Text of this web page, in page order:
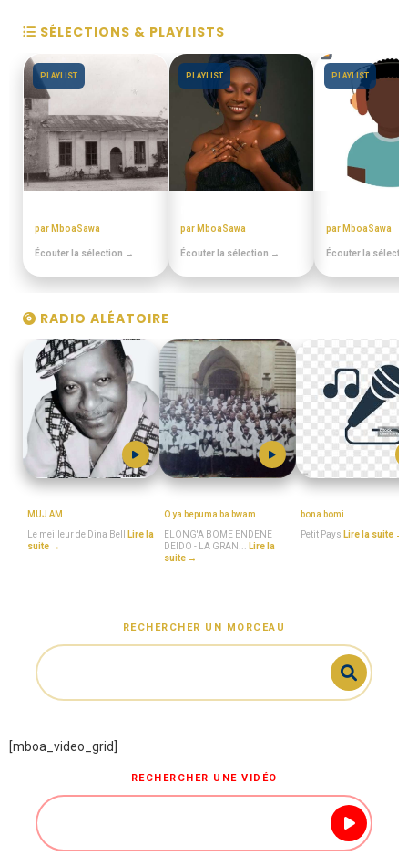
SÉLECTIONS & PLAYLISTS
PLAYLIST
par MboaSawa
Écouter la sélection →
PLAYLIST
par MboaSawa
Écouter la sélection →
PLAYLIST
par MboaSawa
Écouter la
RADIO ALÉATOIRE
MUJ AM
Le meilleur de Dina Bell
Lire la
suite →
O ya bepuma ba bwam
ELONG'A BOME ENDENE
DEIDO - LA GRAN... Lire la
suite →
bona bomi
Petit Pays Lire la suite →
RECHERCHER UN MORCEAU
[mboa_video_grid]
RECHERCHER UNE VIDÉO